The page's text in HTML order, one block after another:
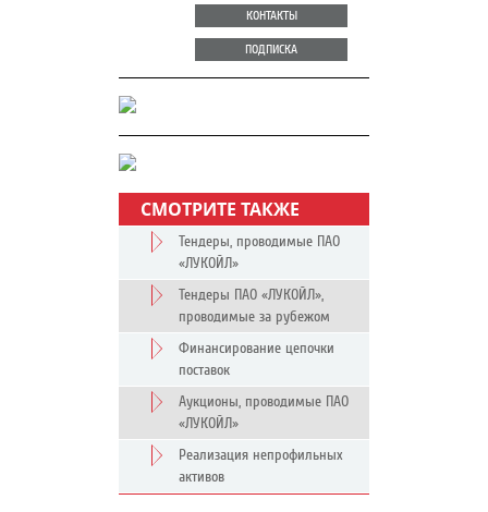
КОНТАКТЫ
ПОДПИСКА
СМОТРИТЕ ТАКЖЕ
Тендеры, проводимые ПАО
«ЛУКОЙЛ»
Тендеры ПАО «ЛУКОЙЛ»,
проводимые за рубежом
Финансирование цепочки
поставок
Аукционы, проводимые ПАО
«ЛУКОЙЛ»
Реализация непрофильных
активов